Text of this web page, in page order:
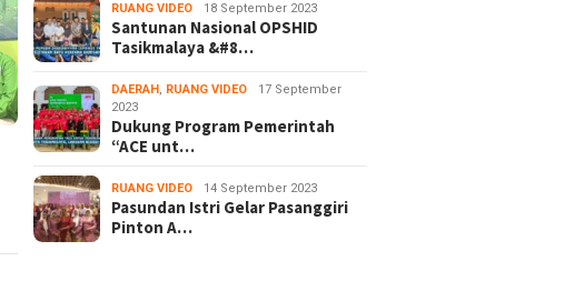
RUANG VIDEO 18 September 2023
Santunan Nasional OPSHID
Tasikmalaya &#8…
DAERAH , RUANG VIDEO
17 September
2023
Dukung Program Pemerintah
“ACE unt…
RUANG VIDEO 14 September 2023
Pasundan Istri Gelar Pasanggiri
Pinton A…